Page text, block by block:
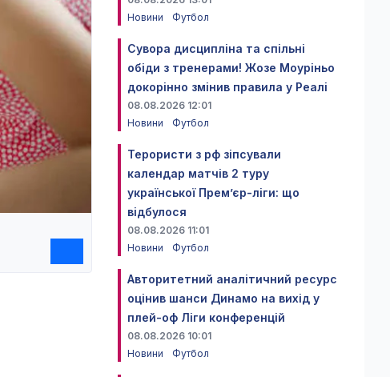
Новини
Футбол
Сувора дисципліна та спільні
обіди з тренерами! Жозе Моуріньо
докорінно змінив правила у Реалі
08.08.2026 12:01
Новини
Футбол
Терористи з рф зіпсували
календар матчів 2 туру
української Прем’єр-ліги: що
відбулося
08.08.2026 11:01
Новини
Футбол
Авторитетний аналітичний ресурс
оцінив шанси Динамо на вихід у
плей-оф Ліги конференцій
08.08.2026 10:01
Новини
Футбол